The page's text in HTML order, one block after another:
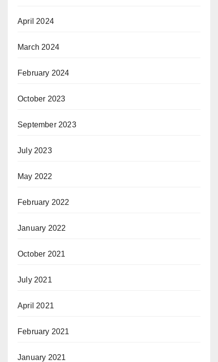
April 2024
March 2024
February 2024
October 2023
September 2023
July 2023
May 2022
February 2022
January 2022
October 2021
July 2021
April 2021
February 2021
January 2021